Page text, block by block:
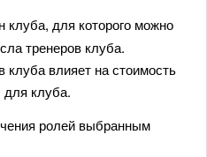
клуба, для которого можно
тренеров клуба.
клуба влияет на стоимость
для клуба.
ролей выбранным